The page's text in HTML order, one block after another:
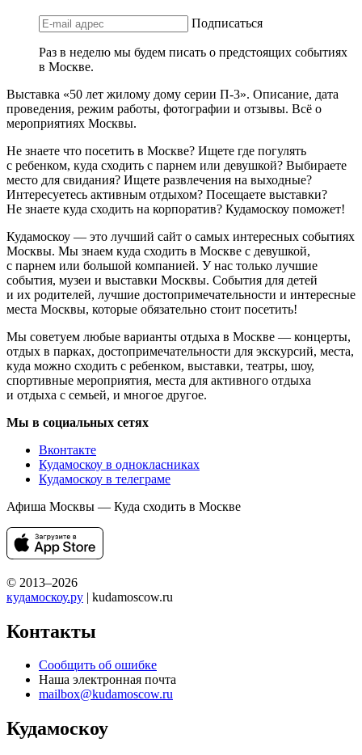
Подписаться
Раз в неделю мы будем писать о предстоящих событиях
в Москве.
Выставка «50 лет жилому дому серии П-3». Описание, дата
проведения, режим работы, фотографии и отзывы. Всё о
мероприятиях Москвы.
Не знаете что посетить в Москве? Ищете где погулять
с ребенком, куда сходить с парнем или девушкой? Выбираете
место для свидания? Ищете развлечения на выходные?
Интересуетесь активным отдыхом? Посещаете выставки?
Не знаете куда сходить на корпоратив? Кудамоскоу поможет!
Кудамоскоу — это лучший сайт о самых интересных событиях
Москвы. Мы знаем куда сходить в Москве с девушкой,
с парнем или большой компанией. У нас только лучшие
события, музеи и выставки Москвы. События для детей
и их родителей, лучшие достопримечательности и интересные
места Москвы, которые обязательно стоит посетить!
Мы советуем любые варианты отдыха в Москве — концерты,
отдых в парках, достопримечательности для экскурсий, места,
куда можно сходить с ребенком, выставки, театры, шоу,
спортивные мероприятия, места для активного отдыха
и отдыха с семьей, и многое другое.
Мы в социальных сетях
Вконтакте
Кудамоскоу в однокласниках
Кудамоскоу в телеграме
Афиша Москвы — Куда сходить в Москве
© 2013–2026
кудамоскоу.ру | kudamoscow.ru
Контакты
Сообщить об ошибке
Наша электронная почта
mailbox@kudamoscow.ru
Кудамоскоу